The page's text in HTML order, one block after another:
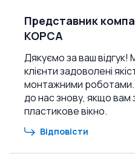
Представник
КОРСА
Дякуємо за ваш відгук!
клієнти задоволені
монтажними роботами.
до нас знову, якщо вам
пластикове вікно.
Відповісти